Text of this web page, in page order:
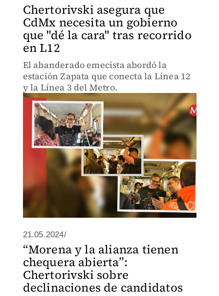
Chertorivski asegura que
CdMx necesita un gobierno
que "dé la cara" tras recorrido
en L12
El abanderado emecista abordó la
estación Zapata que conecta la Línea 12
y la Línea 3 del Metro.
21.05.2024/
“Morena y la alianza tienen
chequera abierta”:
Chertorivski sobre
declinaciones de candidatos